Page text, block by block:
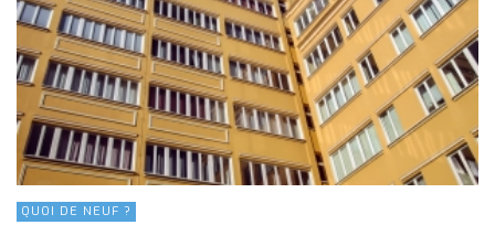
QUOI DE NEUF ?